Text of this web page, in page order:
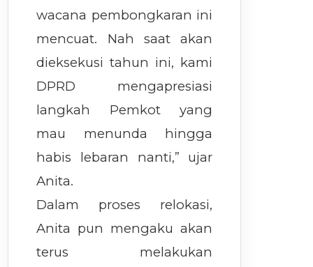
wacana pembongkaran ini
mencuat. Nah saat akan
dieksekusi tahun ini, kami
DPRD mengapresiasi
langkah Pemkot yang
mau menunda hingga
habis lebaran nanti,” ujar
Anita.
Dalam proses relokasi,
Anita pun mengaku akan
terus melakukan